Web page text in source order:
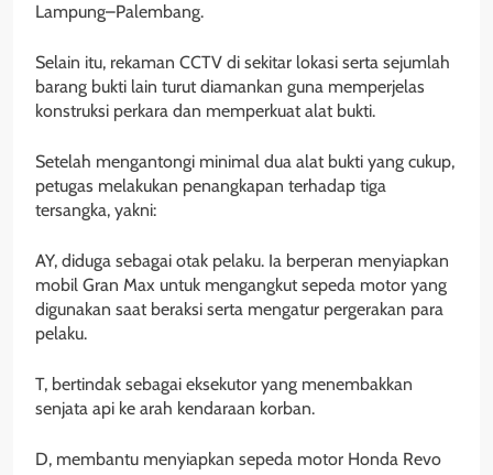
Lampung–Palembang.
Selain itu, rekaman CCTV di sekitar lokasi serta sejumlah
barang bukti lain turut diamankan guna memperjelas
konstruksi perkara dan memperkuat alat bukti.
Setelah mengantongi minimal dua alat bukti yang cukup,
petugas melakukan penangkapan terhadap tiga
tersangka, yakni:
AY, diduga sebagai otak pelaku. Ia berperan menyiapkan
mobil Gran Max untuk mengangkut sepeda motor yang
digunakan saat beraksi serta mengatur pergerakan para
pelaku.
T, bertindak sebagai eksekutor yang menembakkan
senjata api ke arah kendaraan korban.
D, membantu menyiapkan sepeda motor Honda Revo